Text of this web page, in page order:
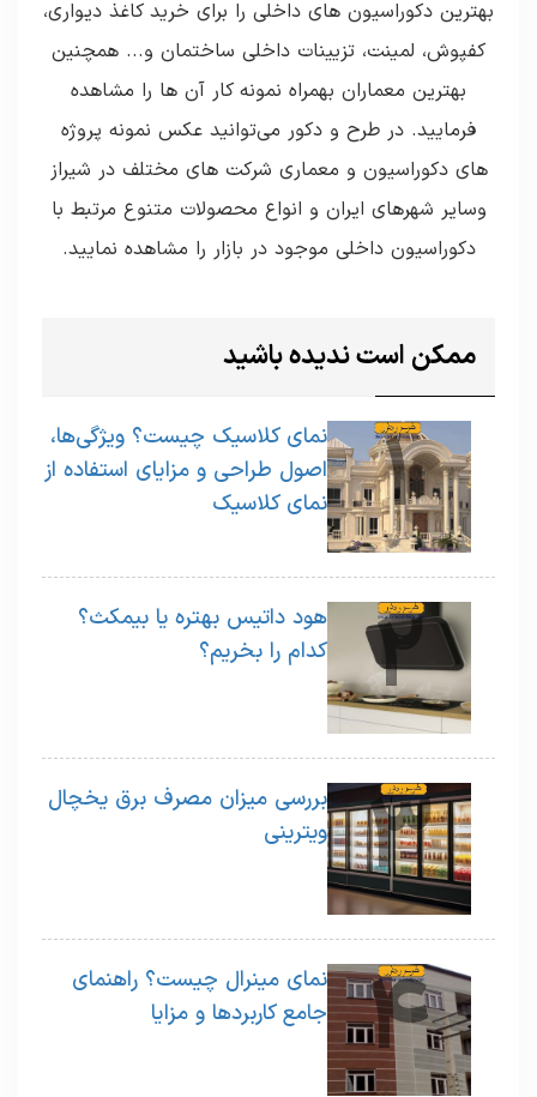
بهترین دکوراسیون های داخلی را برای خرید کاغذ دیواری،
کفپوش، لمینت، تزیینات داخلی ساختمان و... همچنین
بهترین معماران بهمراه نمونه کار آن ها را مشاهده
فرمایید. در طرح و دکور می‌توانید عکس نمونه پروژه
های دکوراسیون و معماری شرکت های مختلف در شیراز
وسایر شهرهای ایران و انواع محصولات متنوع مرتبط با
دکوراسیون داخلی موجود در بازار را مشاهده نمایید.
ممکن است ندیده باشید
1
نمای کلاسیک چیست؟ ویژگی‌ها،
اصول طراحی و مزایای استفاده از
نمای کلاسیک
2
هود داتیس بهتره یا بیمکث؟
کدام را بخریم؟
3
بررسی میزان مصرف برق یخچال
ویترینی
4
نمای مینرال چیست؟ راهنمای
جامع کاربردها و مزایا